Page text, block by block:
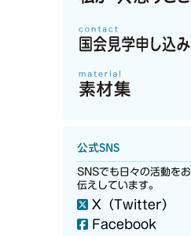
公式SNS
SNSでも日々の活動をお
伝えしています。
X（Twitter）
Facebook